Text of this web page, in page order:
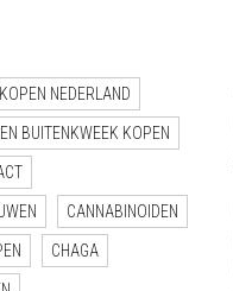
NEDERLAND
BUITENKWEEK KOPEN
CANNABINOIDEN
CHAGA